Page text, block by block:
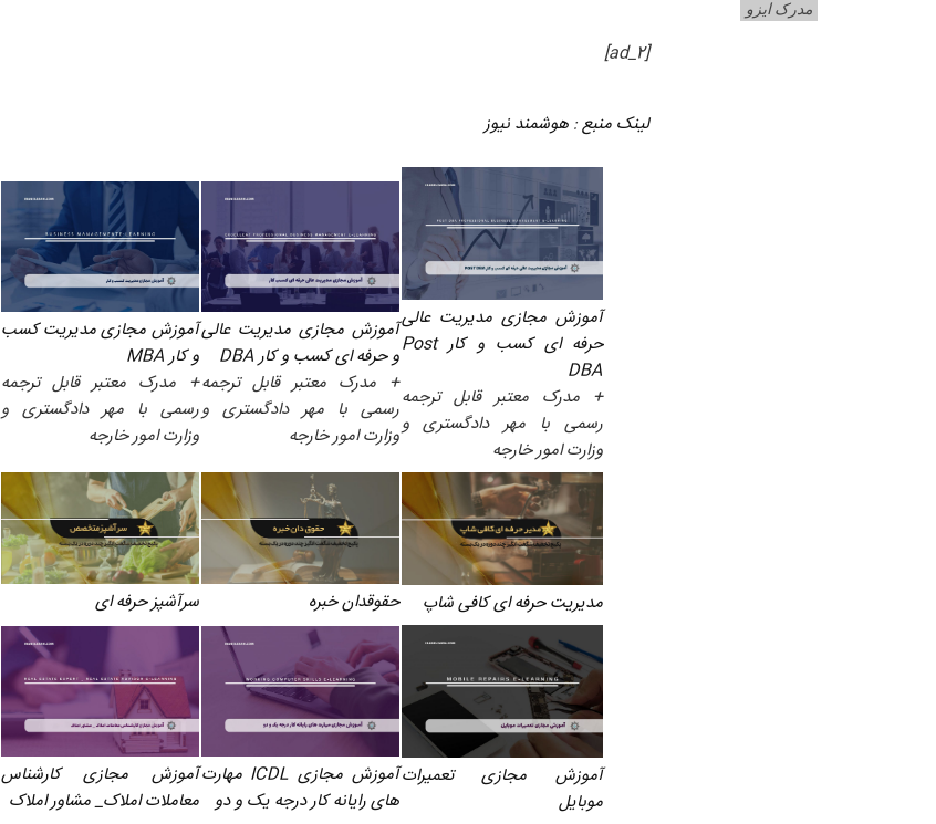
[ad_2]
لینک منبع:هوشمند نیوز
آموزش مجازی مدیریت عالی
حرفه ای کسب و کار Post
DBA
+ مدرک معتبر قابل ترجمه
رسمی با مهر دادگستری و
وزارت امور خارجه
آموزش مجازی مدیریت عالی
و حرفه ای کسب و کار DBA
+ مدرک معتبر قابل ترجمه
رسمی با مهر دادگستری و
وزارت امور خارجه
آموزش مجازی مدیریت کسب
و کار MBA
+ مدرک معتبر قابل ترجمه
رسمی با مهر دادگستری و
وزارت امور خارجه
مدیریت حرفه ای کافی شاپ حقوقدان خبره سرآشپز حرفه ای
آموزش مجازی تعمیرات
موبایل
آموزش مجازی ICDL مهارت
های رایانه کار درجه یک و دو
آموزش مجازی کارشناس
معاملات املاک_ مشاور املاک
مدرک ایزو